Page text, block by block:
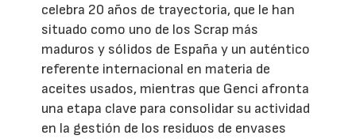
celebra 20 años de trayectoria, que le han
situado como uno de los Scrap más
maduros y sólidos de España y un auténtico
referente internacional en materia de
aceites usados, mientras que Genci afronta
una etapa clave para consolidar su actividad
en la gestión de los residuos de envases